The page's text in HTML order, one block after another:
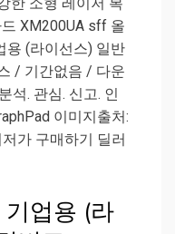
XM200UA sff 올
용 (라이선스) 일반
/ 기간없음 / 다운
석. 관심. 신고. 인
이미지출처:
가 구매하기 딜러
업용 (라